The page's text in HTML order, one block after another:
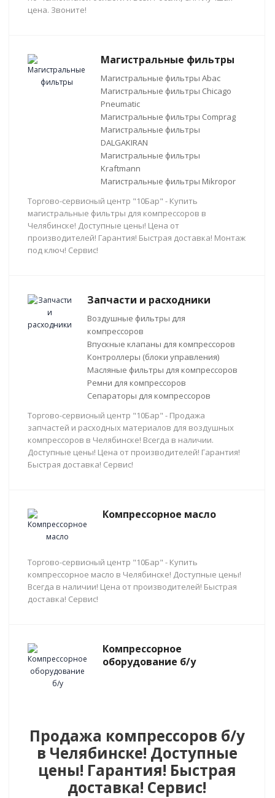
цена. Звоните!
Магистральные фильтры
Магистральные фильтры Abac
Магистральные фильтры Chicago
Pneumatic
Магистральные фильтры Comprag
Магистральные фильтры
DALGAKIRAN
Магистральные фильтры
Kraftmann
Магистральные фильтры Mikropor
Торгово-сервисный центр "10Бар" - Купить
магистральные фильтры для компрессоров в
Челябинске! Доступные цены! Цена от
производителей! Гарантия! Быстрая доставка! Монтаж
под ключ! Сервис!
Запчасти и расходники
Воздушные фильтры для
компрессоров
Впускные клапаны для компрессоров
Контроллеры (блоки управления)
Масляные фильтры для компрессоров
Ремни для компрессоров
Сепараторы для компрессоров
Торгово-сервисный центр "10Бар" - Продажа
запчастей и расходных материалов для воздушных
компрессоров в Челябинске! Всегда в наличии.
Доступные цены! Цена от производителей! Гарантия!
Быстрая доставка! Сервис!
Компрессорное масло
Торгово-сервисный центр "10Бар" - Купить
компрессорное масло в Челябинске! Доступные цены!
Всегда в наличии! Цена от производителей! Быстрая
доставка! Сервис!
Компрессорное
оборудование б/у
Продажа компрессоров б/у
в Челябинске! Доступные
цены! Гарантия! Быстрая
доставка! Сервис!